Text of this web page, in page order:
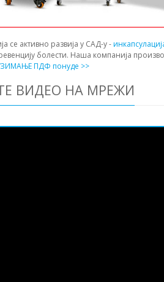
се активно развија у САД-у -
болести. Наша компанија
ПДФ понуде >>
ВИДЕО НА МРЕЖИ